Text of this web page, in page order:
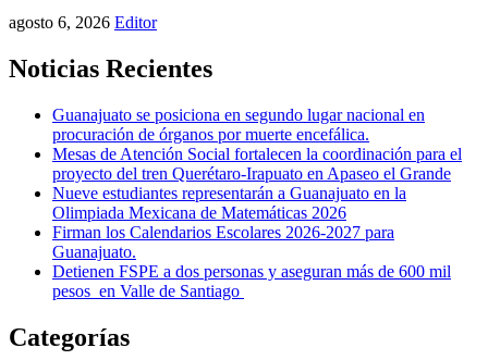
agosto 6, 2026 Editor
Noticias Recientes
Guanajuato se posiciona en segundo lugar nacional en
procuración de órganos por muerte encefálica.
Mesas de Atención Social fortalecen la coordinación para el
proyecto del tren Querétaro-Irapuato en Apaseo el Grande
Nueve estudiantes representarán a Guanajuato en la
Olimpiada Mexicana de Matemáticas 2026
Firman los Calendarios Escolares 2026-2027 para
Guanajuato.
Detienen FSPE a dos personas y aseguran más de 600 mil
pesos en Valle de Santiago
Categorías